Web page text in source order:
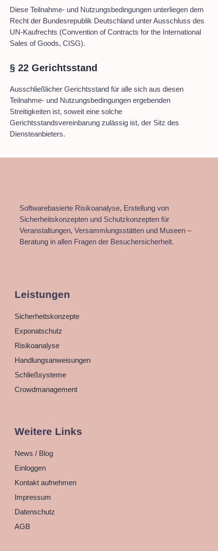
Diese Teilnahme- und Nutzungsbedingungen unterliegen dem
Recht der Bundesrepublik Deutschland unter Ausschluss des
UN-Kaufrechts (Convention of Contracts for the International
Sales of Goods, CISG).
§ 22 Gerichtsstand
Ausschließlicher Gerichtsstand für alle sich aus diesen
Teilnahme- und Nutzungsbedingungen ergebenden
Streitigkeiten ist, soweit eine solche
Gerichtsstandsvereinbarung zulässig ist, der Sitz des
Diensteanbieters.
Softwarebasierte Risikoanalyse, Erstellung von
Sicherheitskonzepten und Schutzkonzepten für
Veranstaltungen, Versammlungsstätten und Museen –
Beratung in allen Fragen der Besuchersicherheit.
Leistungen
Sicherheitskonzepte
Exponatschutz
Risikoanalyse
Handlungsanweisungen
Schließsysteme
Crowdmanagement
Weitere Links
News / Blog
Einloggen
Kontakt aufnehmen
Impressum
Datenschutz
AGB